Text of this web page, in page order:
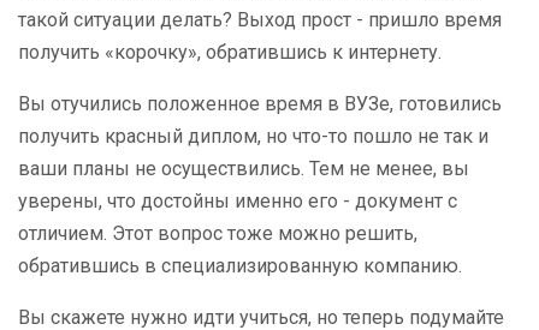
такой ситуации делать? Выход прост - пришло время
получить «корочку», обратившись к интернету.
Вы отучились положенное время в ВУЗе, готовились
получить красный диплом, но что-то пошло не так и
ваши планы не осуществились. Тем не менее, вы
уверены, что достойны именно его - документ с
отличием. Этот вопрос тоже можно решить,
обратившись в специализированную компанию.
Вы скажете нужно идти учиться, но теперь подумайте